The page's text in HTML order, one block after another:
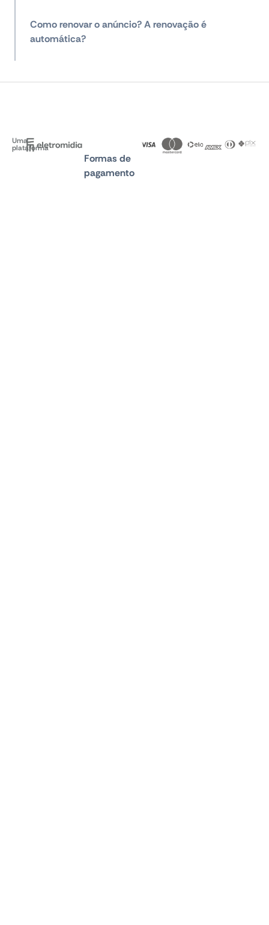
Como renovar o anúncio? A renovação é
automática?
Uma
plataforma
Formas de
pagamento